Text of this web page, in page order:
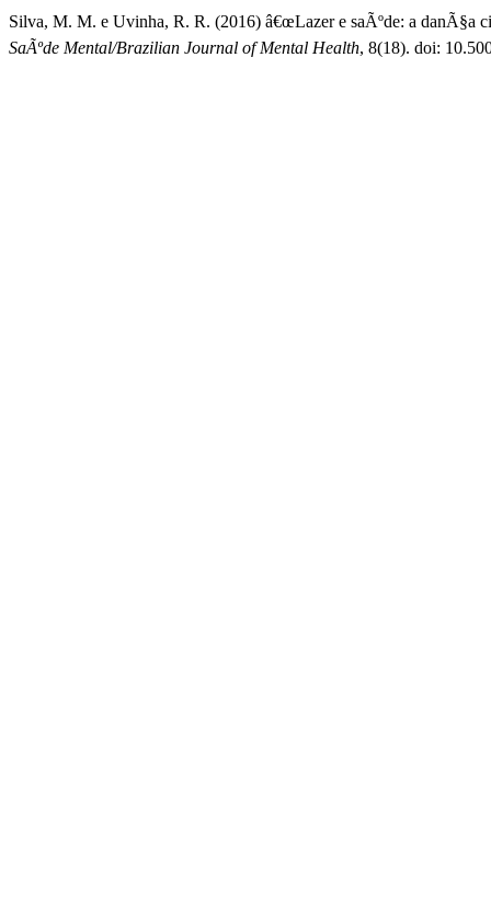
Silva, M. M. e Uvinha, R. R. (2016) â€œLazer e saÃºde: a danÃ§a
SaÃºde Mental/Brazilian Journal of Mental Health, 8(18). doi: